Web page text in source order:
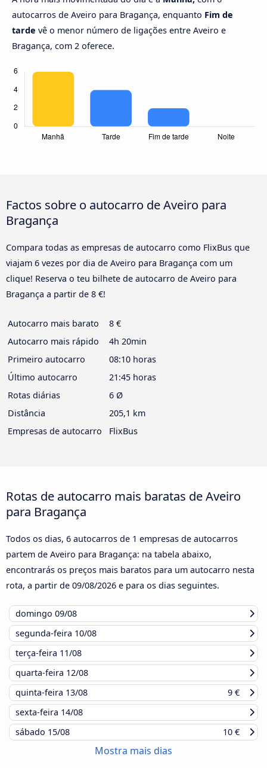
autocarros de Aveiro para Bragança, enquanto Fim de
tarde vê o menor número de ligações entre Aveiro e
Bragança, com 2 oferece.
Factos sobre o autocarro de Aveiro para
Bragança
Compara todas as empresas de autocarro como FlixBus que
viajam 6 vezes por dia de Aveiro para Bragança com um
clique! Reserva o teu bilhete de autocarro de Aveiro para
Bragança a partir de 8 €!
Autocarro mais barato
8 €
Autocarro mais rápido
4h 20min
Primeiro autocarro
08:10 horas
Último autocarro
21:45 horas
Rotas diárias
6 Ø
Distância
205,1 km
Empresas de autocarro
FlixBus
Rotas de autocarro mais baratas de Aveiro
para Bragança
Todos os dias, 6 autocarros de 1 empresas de autocarros
partem de Aveiro para Bragança: na tabela abaixo,
encontrarás os preços mais baratos para um autocarro nesta
rota, a partir de 09/08/2026 e para os dias seguintes.
domingo 09/08
segunda-feira 10/08
terça-feira 11/08
quarta-feira 12/08
quinta-feira 13/08
9 €
sexta-feira 14/08
sábado 15/08 10 €
Mostra mais dias